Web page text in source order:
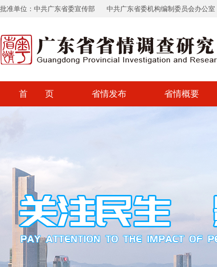
批准单位：中共广东省委宣传部 中共广东省委机构编制委员会办公室
首 页 省情发布 省情概要